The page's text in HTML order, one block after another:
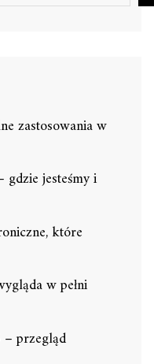
zastosowania w
jesteśmy i
które
w pełni
przegląd